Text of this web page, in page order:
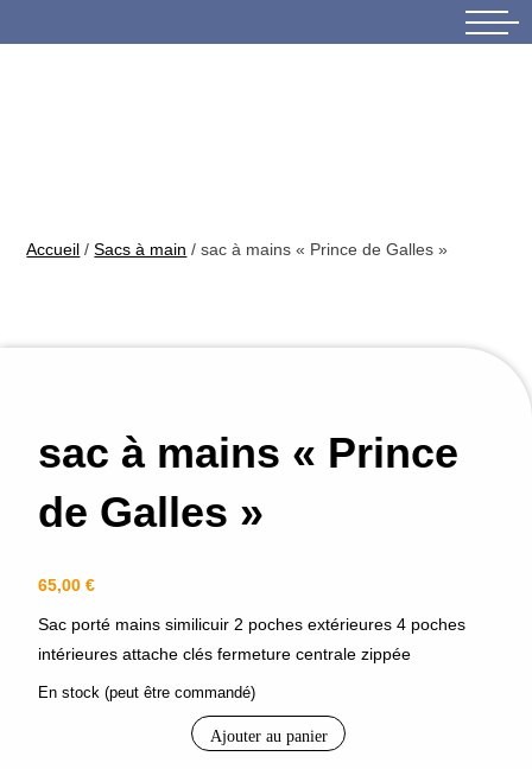
Accueil /Sacs à main / sac à mains « Prince de Galles »
sac à mains « Prince
de Galles »
65,00 €
Sac porté mains similicuir 2 poches extérieures 4 poches
intérieures attache clés fermeture centrale zippée
En stock (peut être commandé)
quantité
Ajouter au panier